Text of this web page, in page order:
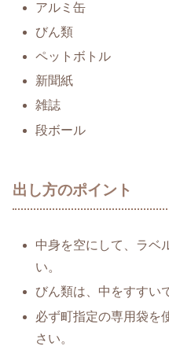
アルミ缶
びん類
ペットボトル
新聞紙
雑誌
段ボール
出し方のポイント
中身を空にして、ラベ
い。
びん類は、中をすすい
必ず町指定の専用袋を
さい。